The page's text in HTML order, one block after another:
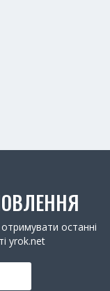
останні
yrok.net